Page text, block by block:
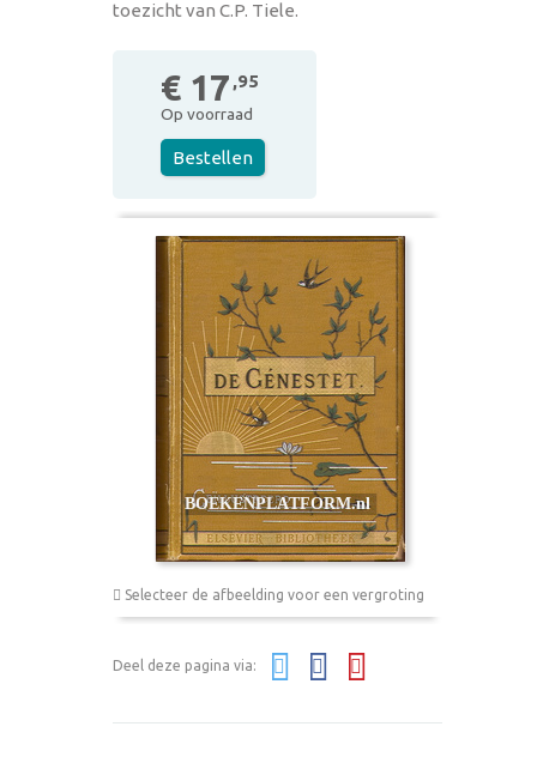
toezicht van C.P. Tiele.
€ 17 ,95
Op voorraad
Bestellen
Selecteer de afbeelding voor een vergroting
Deel deze pagina via: